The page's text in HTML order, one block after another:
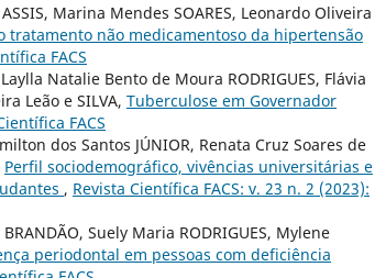
Marina Mendes SOARES, Leonardo Oliveira
tratamento não medicamentoso da hipertensão
FACS
Natalie Bento de Moura RODRIGUES, Flávia
Leão e SILVA, Tuberculose em Governador
FACS
dos Santos JÚNIOR, Renata Cruz Soares de
Perfil sociodemográfico, vivências universitárias e
, Revista Científica FACS: v. 23 n. 2 (2023):
Suely Maria RODRIGUES, Mylene
periodontal em pessoas com deficiência